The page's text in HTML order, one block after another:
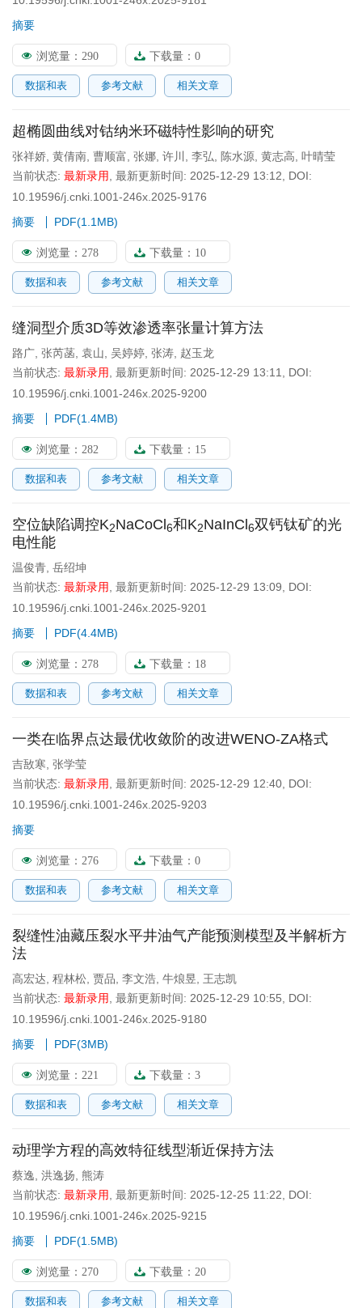
摘要
浏览量： 290 下载量： 0
数据和表 参考文献 相关文章
超椭圆曲线对钴纳米环磁特性影响的研究
张祥娇 黄倩南 曹顺富 张娜 许川 李弘 陈水源 黄志高 叶晴莹
当前状态: 最新录用 最新更新时间: 2025-12-29 13:12
DOI:
10.19596/j.cnki.1001-246x.2025-9176
摘要
PDF(1.1MB)
浏览量： 278 下载量： 10
数据和表 参考文献 相关文章
缝洞型介质3D等效渗透率张量计算方法
路广 张芮菡 袁山 吴婷婷 张涛 赵玉龙
当前状态: 最新录用 最新更新时间: 2025-12-29 13:11
DOI:
10.19596/j.cnki.1001-246x.2025-9200
摘要
PDF(1.4MB)
浏览量： 282 下载量： 15
数据和表 参考文献 相关文章
空位缺陷调控K2NaCoCl 6和K2NaInCl 6双钙钛矿的光
电性能
温俊青 岳绍坤
当前状态: 最新录用 最新更新时间: 2025-12-29 13:09
DOI:
10.19596/j.cnki.1001-246x.2025-9201
摘要
PDF(4.4MB)
浏览量： 278 下载量： 18
数据和表 参考文献 相关文章
一类在临界点达最优收敛阶的改进WENO-ZA格式
吉敔寒 张学莹
当前状态: 最新录用 最新更新时间: 2025-12-29 12:40 DOI:
10.19596/j.cnki.1001-246x.2025-9203
摘要
浏览量： 276 下载量： 0
数据和表 参考文献 相关文章
裂缝性油藏压裂水平井油气产能预测模型及半解析方
法
高宏达 程林松 贾品 李文浩 牛烺昱
王志凯
当前状态: 最新录用 最新更新时间: 2025-12-29 10:55
DOI:
10.19596/j.cnki.1001-246x.2025-9180
摘要
PDF(3MB)
浏览量： 221 下载量： 3
数据和表 参考文献 相关文章
动理学方程的高效特征线型渐近保持方法
蔡逸 洪逸扬 熊涛
当前状态: 最新录用 最新更新时间: 2025-12-25 11:22
DOI:
10.19596/j.cnki.1001-246x.2025-9215
摘要
PDF(1.5MB)
浏览量： 270 下载量： 20
数据和表 参考文献 相关文章